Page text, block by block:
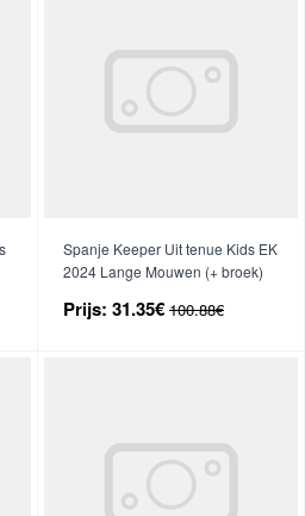
Spanje Keeper Uit tenue Kids EK
2024 Lange Mouwen (+ broek)
Prijs: 31.35€ 100.88€